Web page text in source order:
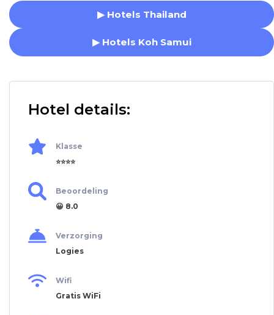
▶ Hotels Thailand
▶ Hotels Koh Samui
Hotel details:
Klasse
⭐⭐⭐⭐
Beoordeling
😀 8.0
Verzorging
Logies
Wifi
Gratis WiFi